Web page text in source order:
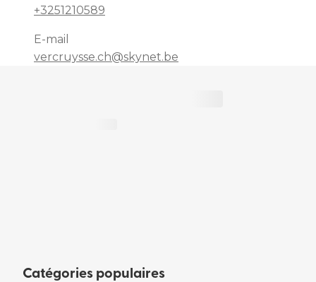
+3251210589
E-mail
vercruysse.ch@skynet.be
Catégories populaires